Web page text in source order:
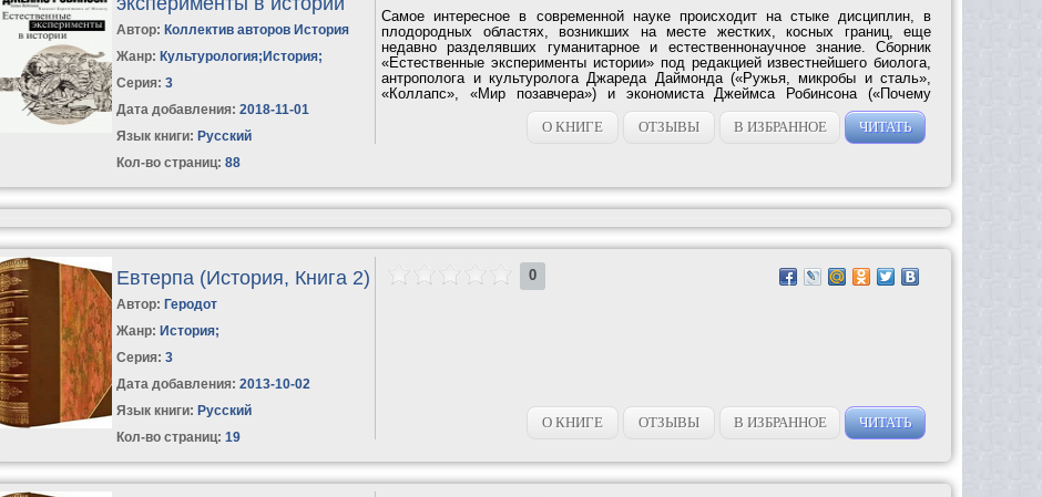
Автор: Коллектив авторов История
Жанр: Культурология; История;
Серия:3
Дата добавления: 2018-11-01
Язык книги: Русский
Кол-во страниц: 88
Самое интересное в современной науке происходит на стыке дисциплин, в
плодородных областях, возникших на месте жестких, косных границ, еще
недавно разделявших гуманитарное и естественнонаучное знание. Сборник
«Естественные эксперименты истории» под редакцией известнейшего биолога,
антрополога и культуролога Джареда Даймонда («Ружья, микробы и сталь»,
«Коллапс», «Мир позавчера») и экономиста Джеймса Робинсона («Почему
О КНИГЕ
ОТЗЫВЫ В ИЗБРАННОЕ ЧИТАТЬ
Евтерпа (История, Книга 2)
Автор: Геродот
Жанр: История;
Серия:3
Дата добавления: 2013-10-02
Язык книги: Русский
Кол-во страниц: 19
0
О КНИГЕ ОТЗЫВЫ В ИЗБРАННОЕ ЧИТАТЬ